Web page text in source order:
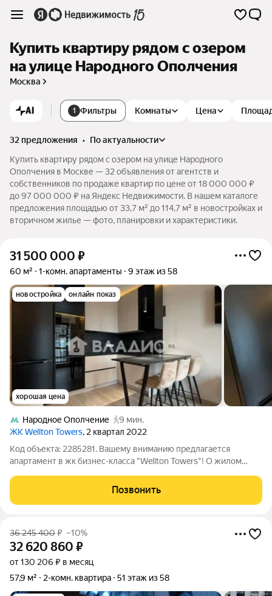
Купить квартиру рядом с озером
на улице Народного Ополчения
Москва
AI 1 Фильтры Комнаты Цена
32 предложения •
по актуальности
Купить квартиру рядом с озером на улице Народного
Ополчения в Москве — 32 объявления от агентств и
собственников по продаже квартир по цене от 18 000 000 ₽
до 97 000 000 ₽ на Яндекс Недвижимости. В нашем каталоге
предложения площадью от 33,7 м² до 114,7 м² в новостройках и
вторичном жилье — фото, планировки и характеристики.
31 500 000 ₽
60 м² 1-комн. апартаменты 9 этаж из 58
новостройка онлайн показ
хорошая цена
Народное Ополчение
9 мин.
ЖК Wellton Towers, 2 квартал 2022
Код объекта: 2285281. Вашему вниманию предлагается
апартамент в жк бизнес-класса "Wellton Towers"! О жилом
Расположение, транспортная доступность Комплекс
небоскребов Wellton Towers расположен на
Позвонить
36 245 400₽ –10%
32 620 860 ₽
от 130 206 ₽ в месяц
57,9 м²
2-комн. квартира 51 этаж из 58